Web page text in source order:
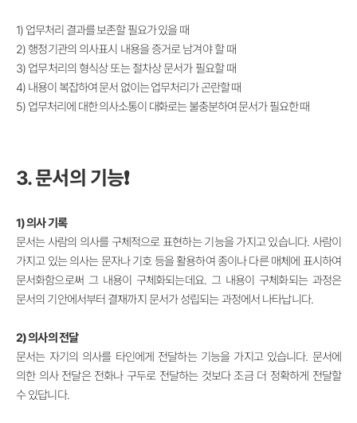
1) 업무처리 결과를 보존할 필요가 있을 때
2)행정기관의 의사표시 내용을 증거로 남겨야 할 때
3) 업무처리의 형식상 또는 절차상 문서가 필요할 때
4) 내용이 복잡하여 문서 없이는 업무처리가 곤란할 때
5) 업무처리에 대한 의사소통이 대화로는 불충분하여 문서가 필요한 때
3. 문서의 기능❗
1) 의사 기록
문서는 사람의 의사를 구체적으로 표현하는 기능을 가지고 있습니다. 사람이
가지고 있는 의사는 문자나 기호 등을 활용하여 종이나 다른 매체에 표시하여
문서화함으로써 그 내용이 구체화되는데요. 그 내용이 구체화되는 과정은
문서의 기안에서부터 결재까지 문서가 성립되는 과정에서 나타납니다.
2) 의사의 전달
문서는 자기의 의사를 타인에게 전달하는 기능을 가지고 있습니다. 문서에
의한 의사 전달은 전화나 구두로 전달하는 것보다 조금 더 정확하게 전달할
수 있답니다.